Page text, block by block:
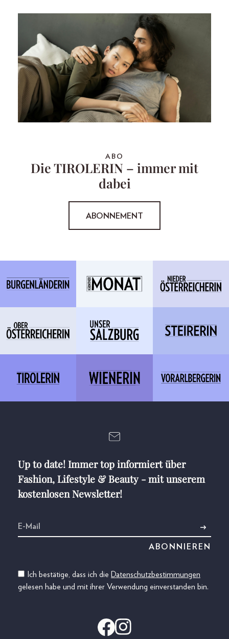
ABO
Die TIROLERIN – immer mit
dabei
ABONNEMENT
Up to date! Immer top informiert über
Fashion, Lifestyle & Beauty - mit unserem
kostenlosen Newsletter!
Ich bestätige, dass ich die Datenschutzbestimmungen
gelesen habe und mit ihrer Verwendung einverstanden bin.